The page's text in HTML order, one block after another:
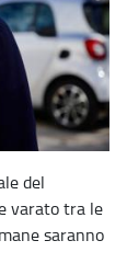
del
varato tra le
saranno